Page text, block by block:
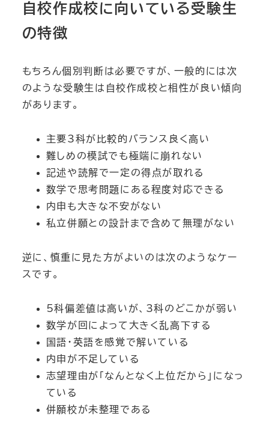
自校作成校に向いている受験生
の特徴
もちろん個別判断は必要ですが、一般的には次
のような受験生は自校作成校と相性が良い傾向
があります。
主要3科が比較的バランス良く高い
難しめの模試でも極端に崩れない
記述や読解で一定の得点が取れる
数学で思考問題にある程度対応できる
内申も大きな不安がない
私立併願との設計まで含めて無理がない
逆に、慎重に見た方がよいのは次のようなケー
スです。
5科偏差値は高いが、3科のどこかが弱い
数学が回によって大きく乱高下する
国語・英語を感覚で解いている
内申が不足している
志望理由が「なんとなく上位だから」になっ
ている
併願校が未整理である